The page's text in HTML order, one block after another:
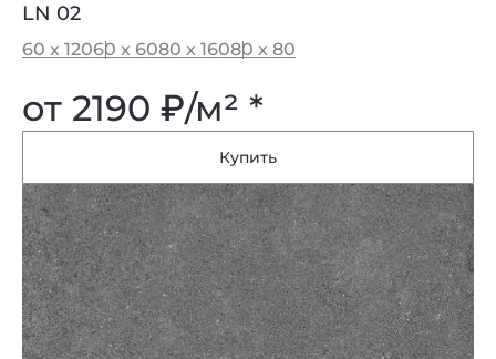
LN 02
60 x 12060 x 6080 x 16080 x 80
от 2190 ₽/м² *
Купить